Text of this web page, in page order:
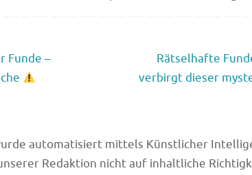
Funde –
Rätselhafte
verbirgt dieser
automatisiert mittels Künstlicher
Redaktion nicht auf inhaltliche